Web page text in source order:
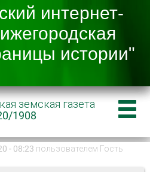
земская газета
1908
- 08:23 пользователем Гость